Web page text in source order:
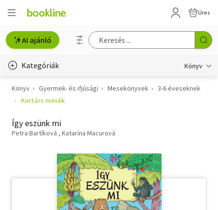
Üres
AI ajánló
Kategóriák Könyv
Életmód, egészség
Gyermek- és ifjúsági
Hobbi, szabadidő
Könyv Gyermek- és ifjúsági Mesekönyvek
3-6 éveseknek
Kortárs mesék
Így eszünk mi
Petra Bartíková Katarína Macurová